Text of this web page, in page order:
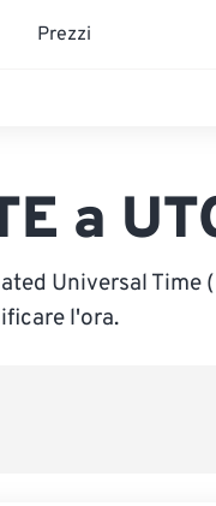
Prezzi
a
Universal Time
l'ora.